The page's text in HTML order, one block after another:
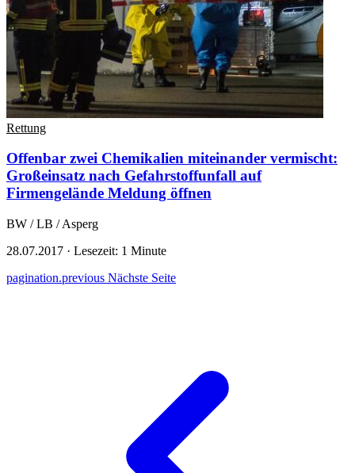
Rettung
Offenbar zwei Chemikalien miteinander vermischt:
Großeinsatz nach Gefahrstoffunfall auf
Firmengelände Meldung öffnen
BW / LB / Asperg
28.07.2017 · Lesezeit: 1 Minute
pagination.previous Nächste Seite